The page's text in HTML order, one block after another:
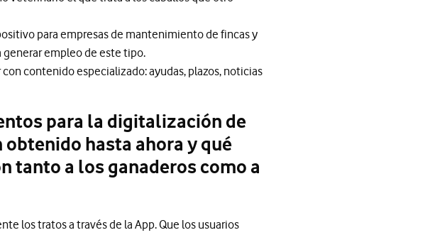
para empresas de mantenimiento de fincas y
generar empleo de este tipo.
contenido especializado: ayudas, plazos, noticias
para la digitalización de
obtenido hasta ahora y qué
tanto a los ganaderos como a
los tratos a través de la App. Que los usuarios